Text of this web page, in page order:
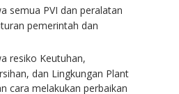
semua PVI dan peralatan
pemerintah dan
resiko Keutuhan,
dan Lingkungan Plant
cara melakukan perbaikan